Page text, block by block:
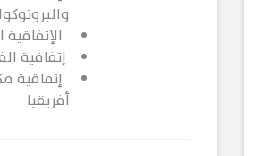
​إتفاقية
أفريقيا​​